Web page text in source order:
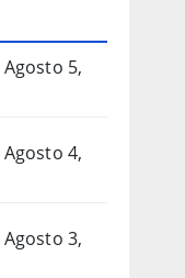
Agosto 5,
Agosto 4,
Agosto 3,